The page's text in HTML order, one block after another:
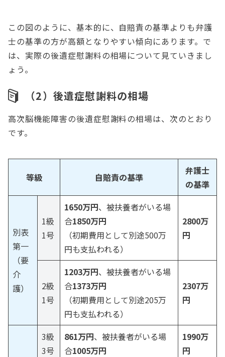
この図のように、基本的に、自賠責の基準よりも弁護
士の基準の方が高額となりやすい傾向にあります。で
は、実際の後遺症慰謝料の相場について見ていきまし
ょう。
（2）後遺症慰謝料の相場
高次脳機能障害の後遺症慰謝料の相場は、次のとおり
です。
等級 自賠責の基準
弁護士
の基準
別表
第一
（要
介
護）
1級
1号
1650万円、被扶養者がいる場
合1850万円
（初期費用として別途500万
円も支払われる）
2800万
円
2級
1号
1203万円、被扶養者がいる場
合1373万円
（初期費用として別途205万
円も支払われる）
2307万
円
3級
3号
861万円、被扶養者がいる場
合1005万円
1990万
円